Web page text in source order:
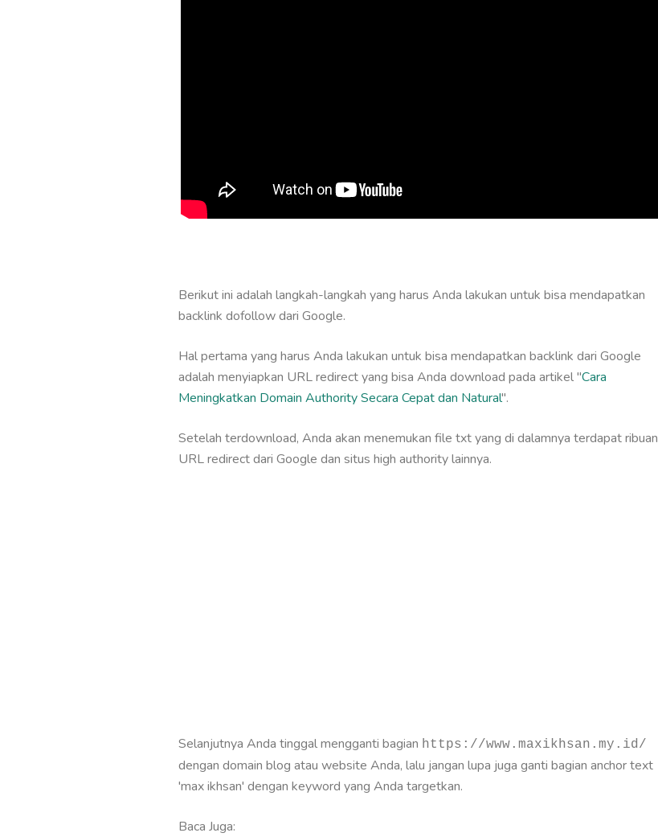
Berikut ini adalah langkah-langkah yang harus Anda lakukan untuk bisa mendapatkan
backlink dofollow dari Google.
Hal pertama yang harus Anda lakukan untuk bisa mendapatkan backlink dari Google
adalah menyiapkan URL redirect yang bisa Anda download pada artikel "Cara
Meningkatkan Domain Authority Secara Cepat dan Natural".
Setelah terdownload, Anda akan menemukan file txt yang di dalamnya terdapat ribuan
URL redirect dari Google dan situs high authority lainnya.
Selanjutnya Anda tinggal mengganti bagian https://www.maxikhsan.my.id/
dengan domain blog atau website Anda, lalu jangan lupa juga ganti bagian anchor text
'max ikhsan' dengan keyword yang Anda targetkan.
Baca Juga: